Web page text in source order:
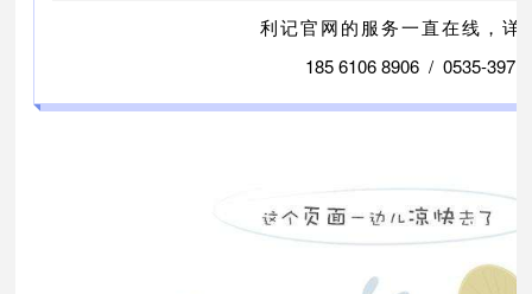
利记官网的服务一直在线，详
185 6106 8906 / 0535-397